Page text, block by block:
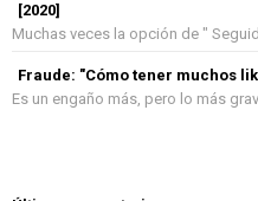
[2020]
Muchas veces la opción de "
Fraude: "Cómo tener muchos
Es un engaño más, pero lo más